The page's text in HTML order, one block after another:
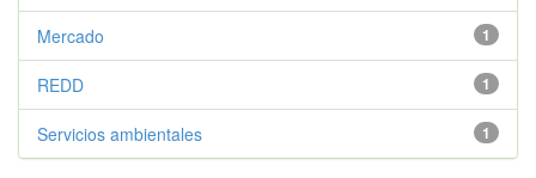
1
Mercado
1
REDD
1
Servicios ambientales